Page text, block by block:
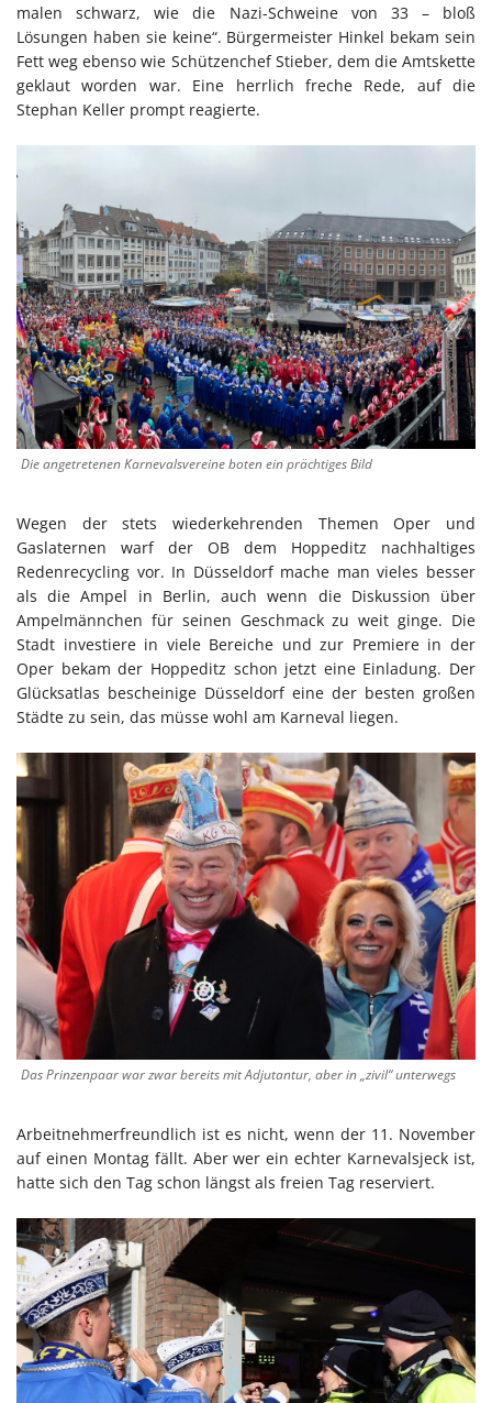
malen schwarz, wie die Nazi-Schweine von 33 – bloß
Lösungen haben sie keine“. Bürgermeister Hinkel bekam sein
Fett weg ebenso wie Schützenchef Stieber, dem die Amtskette
geklaut worden war. Eine herrlich freche Rede, auf die
Stephan Keller prompt reagierte.
Die angetretenen Karnevalsvereine boten ein prächtiges Bild
Wegen der stets wiederkehrenden Themen Oper und
Gaslaternen warf der OB dem Hoppeditz nachhaltiges
Redenrecycling vor. In Düsseldorf mache man vieles besser
als die Ampel in Berlin, auch wenn die Diskussion über
Ampelmännchen für seinen Geschmack zu weit ginge. Die
Stadt investiere in viele Bereiche und zur Premiere in der
Oper bekam der Hoppeditz schon jetzt eine Einladung. Der
Glücksatlas bescheinige Düsseldorf eine der besten großen
Städte zu sein, das müsse wohl am Karneval liegen.
Das Prinzenpaar war zwar bereits mit Adjutantur, aber in „zivil“ unterwegs
Arbeitnehmerfreundlich ist es nicht, wenn der 11. November
auf einen Montag fällt. Aber wer ein echter Karnevalsjeck ist,
hatte sich den Tag schon längst als freien Tag reserviert.